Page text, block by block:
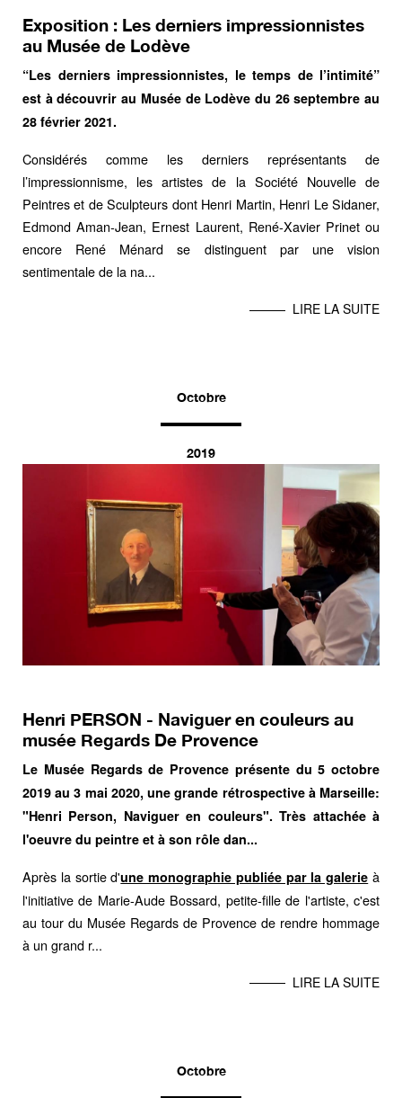
Exposition : Les derniers impressionnistes
au Musée de Lodève
“Les derniers impressionnistes, le temps de l’intimité”
est à découvrir au Musée de Lodève du 26 septembre au
28 février 2021.
Considérés comme les derniers représentants de
l’impressionnisme, les artistes de la Société Nouvelle de
Peintres et de Sculpteurs dont Henri Martin, Henri Le Sidaner,
Edmond Aman-Jean, Ernest Laurent, René-Xavier Prinet ou
encore René Ménard se distinguent par une vision
sentimentale de la na...
LIRE LA SUITE
Octobre
2019
Henri PERSON - Naviguer en couleurs au
musée Regards De Provence
Le Musée Regards de Provence présente du 5 octobre
2019 au 3 mai 2020, une grande rétrospective à Marseille:
"Henri Person, Naviguer en couleurs". Très attachée à
l'oeuvre du peintre et à son rôle dan...
Après la sortie d'une monographie publiée par la galerie à
l'initiative de Marie-Aude Bossard, petite-fille de l'artiste, c'est
au tour du Musée Regards de Provence de rendre hommage
à un grand r...
LIRE LA SUITE
Octobre